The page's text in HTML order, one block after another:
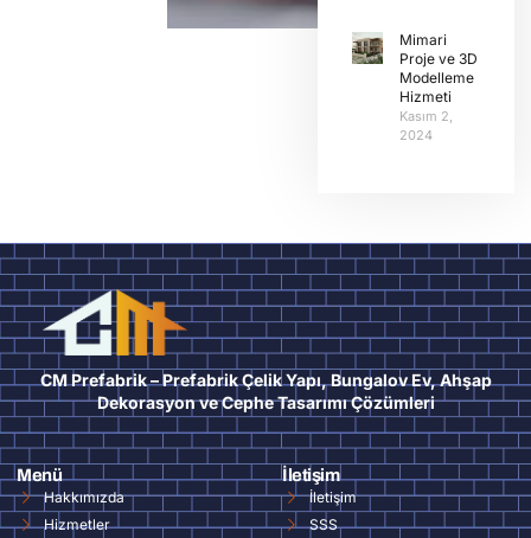
Mimari
Proje ve 3D
Modelleme
Hizmeti
Kasım 2,
2024
CM Prefabrik – Prefabrik Çelik Yapı, Bungalov Ev, Ahşap
Dekorasyon ve Cephe Tasarımı Çözümleri
Menü
Hakkımızda
Hizmetler
İletişim
İletişim
SSS